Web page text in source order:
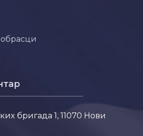
бригада 1, 11070 Нови